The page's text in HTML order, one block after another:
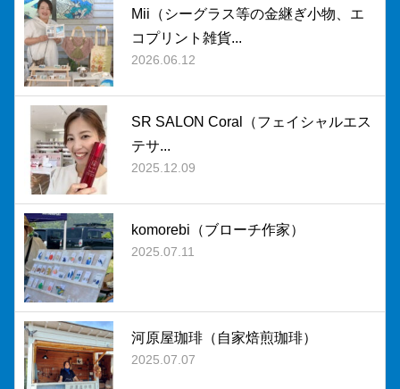
Mii（シーグラス等の金継ぎ小物、エ
コプリント雑貨...
2026.06.12
SR SALON Coral（フェイシャルエス
テサ...
2025.12.09
komorebi（ブローチ作家）
2025.07.11
河原屋珈琲（自家焙煎珈琲）
2025.07.07